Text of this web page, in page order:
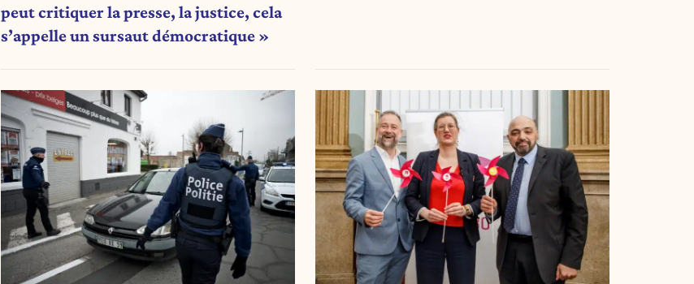
peut critiquer la presse, la justice, cela
s’appelle un sursaut démocratique »